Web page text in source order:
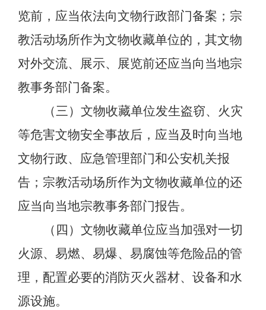
览前，应当依法向文物行政部门备案；宗
教活动场所作为文物收藏单位的，其文物
对外交流、展示、展览前还应当向当地宗
教事务部门备案。
（三）文物收藏单位发生盗窃、火灾
等危害文物安全事故后，应当及时向当地
文物行政、应急管理部门和公安机关报
告；宗教活动场所作为文物收藏单位的还
应当向当地宗教事务部门报告。
（四）文物收藏单位应当加强对一切
火源、易燃、易爆、易腐蚀等危险品的管
理，配置必要的消防灭火器材、设备和水
源设施。